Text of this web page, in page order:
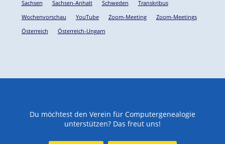
Sachsen
Sachsen-Anhalt Schweden
Transkribus
Wochenvorschau
YouTube Zoom-Meeting
Zoom-Meetings
Österreich
Österreich-Ungarn
Du möchtest den Verein für Computergenealogie
unterstützen? Das freut uns!